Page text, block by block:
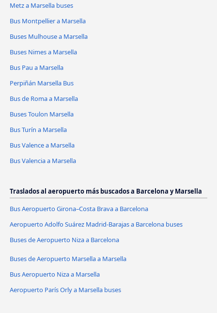
Metz a Marsella buses
Bus Montpellier a Marsella
Buses Mulhouse a Marsella
Buses Nimes a Marsella
Bus Pau a Marsella
Perpiñán Marsella Bus
Bus de Roma a Marsella
Buses Toulon Marsella
Bus Turín a Marsella
Bus Valence a Marsella
Bus Valencia a Marsella
Traslados al aeropuerto más buscados a Barcelona y Marsella
Bus Aeropuerto Girona–Costa Brava a Barcelona
Aeropuerto Adolfo Suárez Madrid-Barajas a Barcelona buses
Buses de Aeropuerto Niza a Barcelona
Buses de Aeropuerto Marsella a Marsella
Bus Aeropuerto Niza a Marsella
Aeropuerto París Orly a Marsella buses